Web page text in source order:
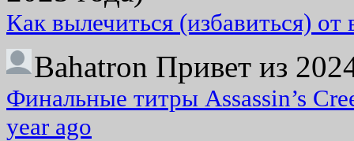
Как вылечиться (избавиться)
Bahatron Привет из
Финальные титры Assassin’s
year ago